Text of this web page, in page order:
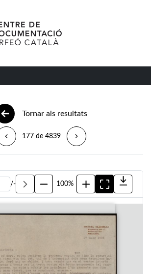
Tornar als resultats
177 de 4839
/- 100%